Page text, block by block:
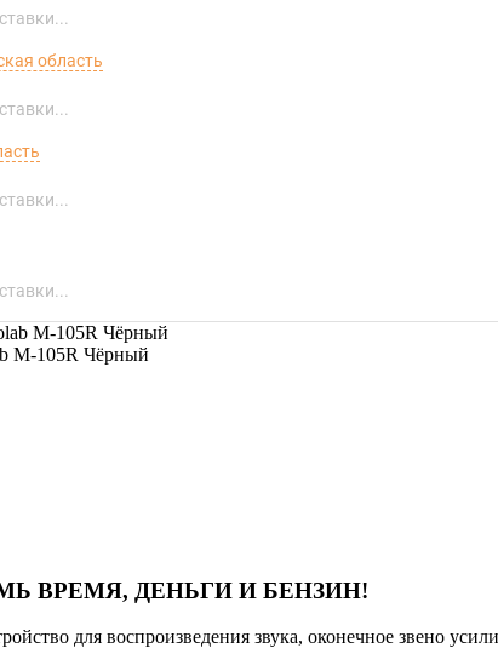
область
M-105R Чёрный
ВРЕМЯ, ДЕНЬГИ И БЕНЗИН!
для воспроизведения звука, оконечное звено